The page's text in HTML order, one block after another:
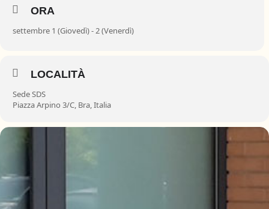
ORA
settembre 1 (Giovedì) - 2 (Venerdì)
LOCALITÀ
Sede SDS
Piazza Arpino 3/C, Bra, Italia